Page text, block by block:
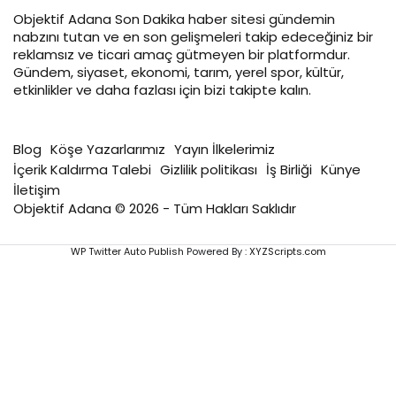
Objektif Adana Son Dakika haber sitesi gündemin
nabzını tutan ve en son gelişmeleri takip edeceğiniz bir
reklamsız ve ticari amaç gütmeyen bir platformdur.
Gündem, siyaset, ekonomi, tarım, yerel spor, kültür,
etkinlikler ve daha fazlası için bizi takipte kalın.
Blog Köşe Yazarlarımız Yayın İlkelerimiz
İçerik Kaldırma Talebi Gizlilik politikası İş Birliği Künye
İletişim
Objektif Adana © 2026 - Tüm Hakları Saklıdır
WP Twitter Auto Publish Powered By :XYZScripts.com